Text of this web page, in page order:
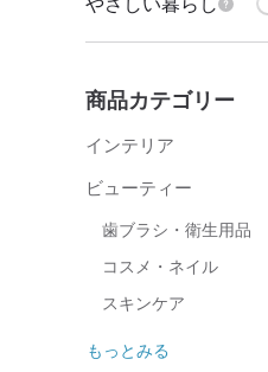
商品カテゴリー
インテリア
ビューティー
歯ブラシ・衛生用品
コスメ・ネイル
スキンケア
もっとみる